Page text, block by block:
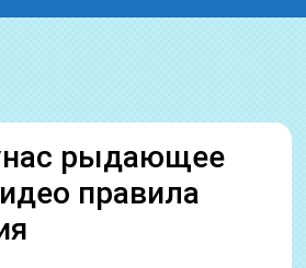
рыдающее
правила